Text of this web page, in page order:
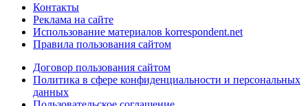
Контакты
Реклама на сайте
Использование материалов korrespondent.net
Правила пользования сайтом
Договор пользования сайтом
Политика в сфере конфиденциальности и персональных
данных